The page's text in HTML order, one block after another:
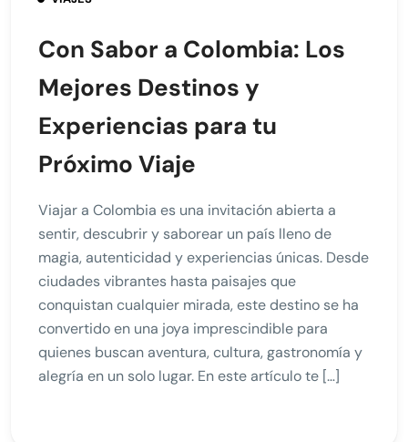
Con Sabor a Colombia: Los
Mejores Destinos y
Experiencias para tu
Próximo Viaje
Viajar a Colombia es una invitación abierta a
sentir, descubrir y saborear un país lleno de
magia, autenticidad y experiencias únicas. Desde
ciudades vibrantes hasta paisajes que
conquistan cualquier mirada, este destino se ha
convertido en una joya imprescindible para
quienes buscan aventura, cultura, gastronomía y
alegría en un solo lugar. En este artículo te […]